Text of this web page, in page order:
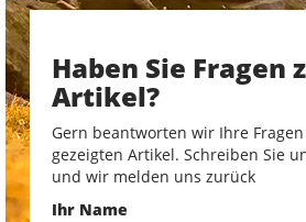
Haben Sie Fragen
Artikel?
Gern beantworten wir Ihre
gezeigten Artikel. Schreiben Sie
und wir melden uns zurück
Ihr Name